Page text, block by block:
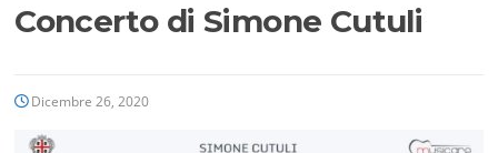
Concerto di Simone Cutuli
Dicembre 26, 2020